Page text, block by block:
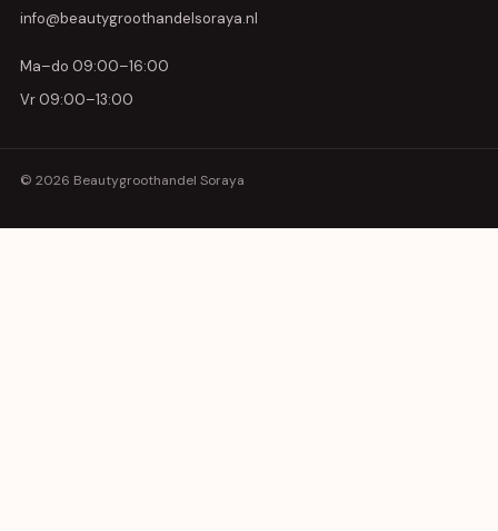
info@beautygroothandelsoraya.nl
Ma–do 09:00–16:00
Vr 09:00–13:00
© 2026 Beautygroothandel Soraya